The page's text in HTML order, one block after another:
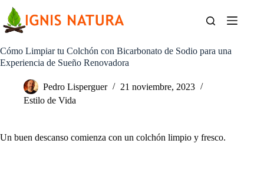
contenido
Cómo Limpiar tu Colchón con Bicarbonato de Sodio para una
Experiencia de Sueño Renovadora
Pedro Lisperguer
21 noviembre, 2023
Estilo de Vida
Un buen descanso comienza con un colchón limpio y fresco.